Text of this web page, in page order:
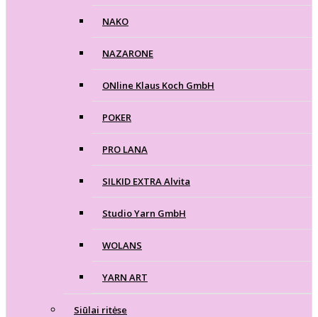
NAKO
NAZARONE
ONline Klaus Koch GmbH
POKER
PRO LANA
SILKID EXTRA Alvita
Studio Yarn GmbH
WOLANS
YARN ART
Siūlai ritėse